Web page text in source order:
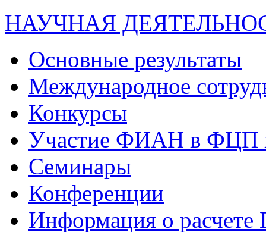
НАУЧНАЯ
Основные результаты
Международное
Конкурсы
Участие ФИАН в ФЦП
Семинары
Конференции
Информация о